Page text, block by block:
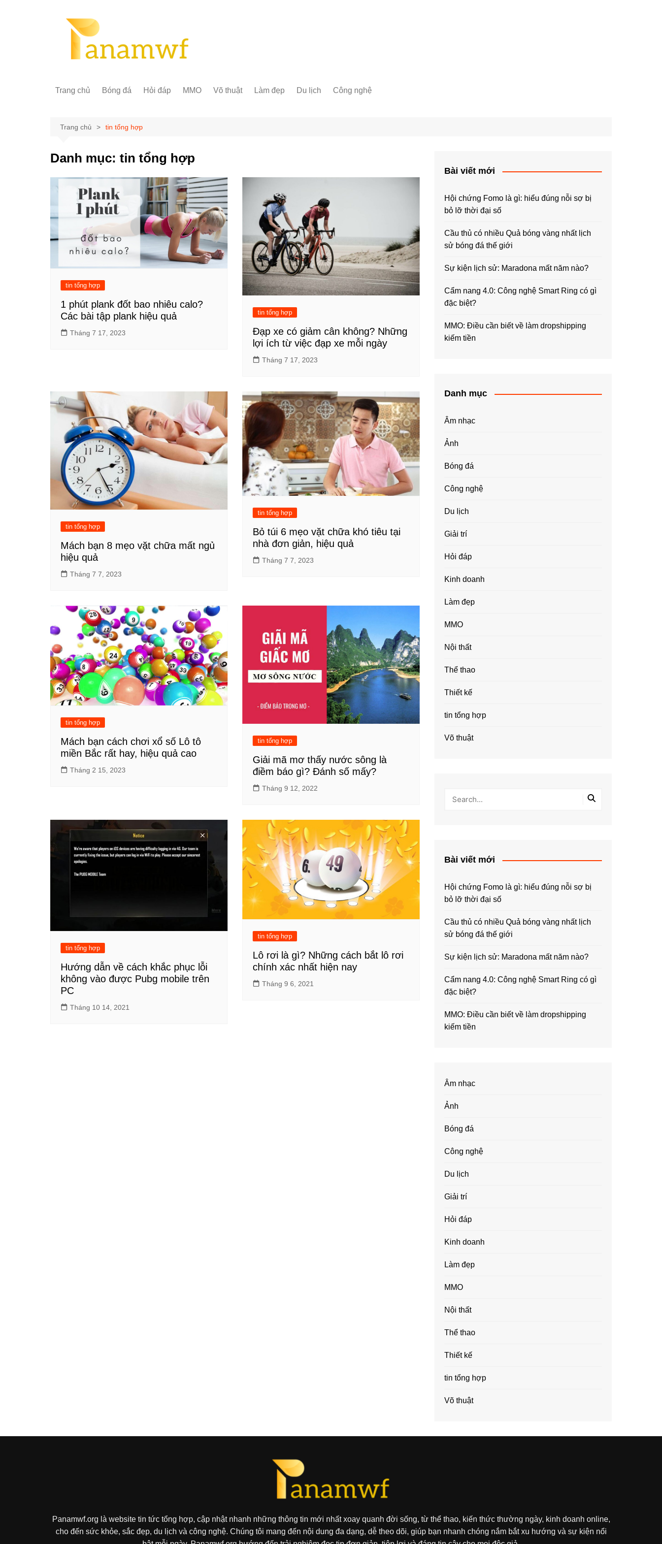
Trang chủ Bóng đá Hỏi đáp MMO Võ thuật Làm đẹp Du lịch Công nghệ
Trang chủ tin tổng hợp
Danh mục: tin tổng hợp
tin tổng hợp
1 phút plank đốt bao nhiêu calo?
Các bài tập plank hiệu quả
Tháng 7 17, 2023
tin tổng hợp
Đạp xe có giảm cân không? Những
lợi ích từ việc đạp xe mỗi ngày
Tháng 7 17, 2023
tin tổng hợp
Mách bạn 8 mẹo vặt chữa mất ngủ
hiệu quả
Tháng 7 7, 2023
tin tổng hợp
Bỏ túi 6 mẹo vặt chữa khó tiêu tại
nhà đơn giản, hiệu quả
Tháng 7 7, 2023
tin tổng hợp
Mách bạn cách chơi xổ số Lô tô
miền Bắc rất hay, hiệu quả cao
Tháng 2 15, 2023
tin tổng hợp
Giải mã mơ thấy nước sông là
điềm báo gì? Đánh số mấy?
Tháng 9 12, 2022
tin tổng hợp
Hướng dẫn về cách khắc phục lỗi
không vào được Pubg mobile trên
PC
Tháng 10 14, 2021
tin tổng hợp
Lô rơi là gì? Những cách bắt lô rơi
chính xác nhất hiện nay
Tháng 9 6, 2021
Bài viết mới
Hội chứng Fomo là gì: hiểu đúng nỗi sợ bị
bỏ lỡ thời đại số
Cầu thủ có nhiều Quả bóng vàng nhất lịch
sử bóng đá thế giới
Sự kiện lịch sử: Maradona mất năm nào?
Cẩm nang 4.0: Công nghệ Smart Ring có gì
đặc biệt?
MMO: Điều cần biết về làm dropshipping
kiếm tiền
Danh mục
Âm nhạc
Ảnh
Bóng đá
Công nghệ
Du lịch
Giải trí
Hỏi đáp
Kinh doanh
Làm đẹp
MMO
Nội thất
Thể thao
Thiết kế
tin tổng hợp
Võ thuật
Bài viết mới
Hội chứng Fomo là gì: hiểu đúng nỗi sợ bị
bỏ lỡ thời đại số
Cầu thủ có nhiều Quả bóng vàng nhất lịch
sử bóng đá thế giới
Sự kiện lịch sử: Maradona mất năm nào?
Cẩm nang 4.0: Công nghệ Smart Ring có gì
đặc biệt?
MMO: Điều cần biết về làm dropshipping
kiếm tiền
Âm nhạc
Ảnh
Bóng đá
Công nghệ
Du lịch
Giải trí
Hỏi đáp
Kinh doanh
Làm đẹp
MMO
Nội thất
Thể thao
Thiết kế
tin tổng hợp
Võ thuật
Panamwf.org là website tin tức tổng hợp, cập nhật nhanh những thông tin mới nhất xoay quanh đời sống, từ thể thao, kiến thức thường ngày, kinh doanh online,
cho đến sức khỏe, sắc đẹp, du lịch và công nghệ. Chúng tôi mang đến nội dung đa dạng, dễ theo dõi, giúp bạn nhanh chóng nắm bắt xu hướng và sự kiện nổi